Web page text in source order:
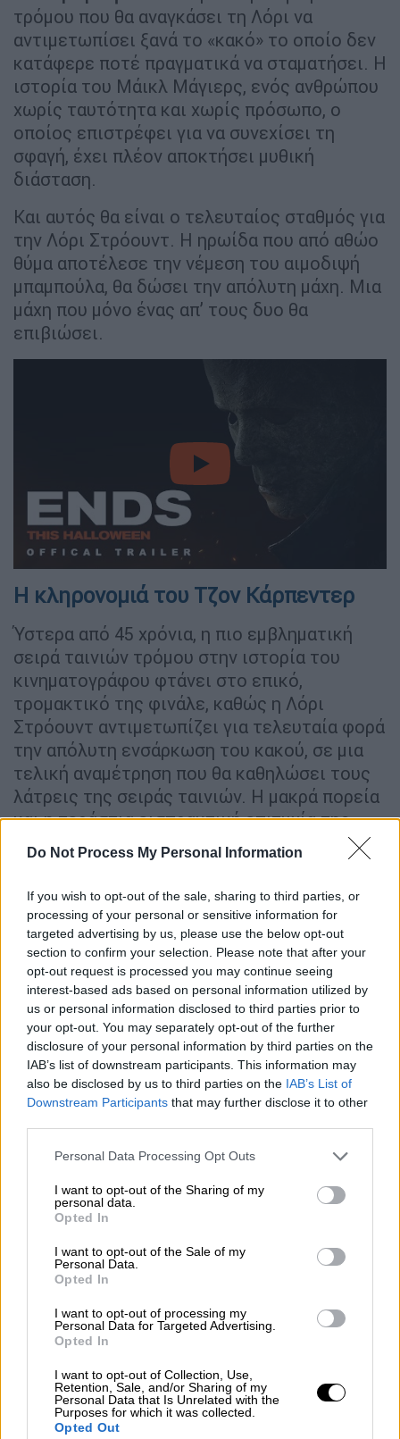
Do Not Process My Personal Information
If you wish to opt-out of the sale, sharing to third parties, or
processing of your personal or sensitive information for
targeted advertising by us, please use the below opt-out
section to confirm your selection. Please note that after your
opt-out request is processed you may continue seeing
interest-based ads based on personal information utilized by
us or personal information disclosed to third parties prior to
your opt-out. You may separately opt-out of the further
disclosure of your personal information by third parties on the
IAB’s list of downstream participants. This information may
also be disclosed by us to third parties on the IAB’s List of
Downstream Participants that may further disclose it to other
Please note that this website/app uses one or more Google
not limited to your visit or usage behaviour. You may click to
grant or deny consent to Google and its third-party tags to
use your data for below specified purposes in below Google
consent section.
Personal Data Processing Opt Outs
I want to opt-out of the Sharing of my
personal data.
Opted In
I want to opt-out of the Sale of my
Personal Data.
Opted In
I want to opt-out of processing my
Personal Data for Targeted Advertising.
Opted In
I want to opt-out of Collection, Use,
Retention, Sale, and/or Sharing of my
Personal Data that Is Unrelated with the
Purposes for which it was collected.
Opted Out
τρόμου που θα αναγκάσει τη Λόρι να
αντιμετωπίσει ξανά το «κακό» το οποίο δεν
κατάφερε ποτέ πραγματικά να σταματήσει. Η
ιστορία του Μάικλ Μάγιερς, ενός ανθρώπου
χωρίς ταυτότητα και χωρίς πρόσωπο, ο
οποίος επιστρέφει για να συνεχίσει τη
σφαγή, έχει πλέον αποκτήσει μυθική
διάσταση.
Και αυτός θα είναι ο τελευταίος σταθμός για
την Λόρι Στρόουντ. Η ηρωίδα που από αθώο
θύμα αποτέλεσε την νέμεση του αιμοδιψή
μπαμπούλα, θα δώσει την απόλυτη μάχη. Μια
μάχη που μόνο ένας απ’ τους δυο θα
επιβιώσει.
video
Η κληρονομιά του Τζον Κάρπεντερ
Ύστερα από 45 χρόνια, η πιο εμβληματική
σειρά ταινιών τρόμου στην ιστορία του
κινηματογράφου φτάνει στο επικό,
τρομακτικό της φινάλε, καθώς η Λόρι
Στρόουντ αντιμετωπίζει για τελευταία φορά
την απόλυτη ενσάρκωση του κακού, σε μια
τελική αναμέτρηση που θα καθηλώσει τους
λάτρεις της σειράς ταινιών. H μακρά πορεία
και η τεράστια εισπρακτική επιτυχία της
εμβληματικής ιστορίας, ολοκληρώνεται
θριαμβευτικά φέτος, καλύπτοντας την
ανάγκη του κοινού για επιστροφή σε
διαχρονικά πρότυπα τρόμου.
Χάρη στην πρώτη ταινία Halloween, οι
κινηματογραφικές αίθουσες θα γέμιζαν με
αμέτρητα slasher movies στις επόμενες
δεκαετίες, και η αλληγορική διάστασή τους
σε σχέση με τον «αναίτιο κακό», θα γεννούσε
μια ολόκληρη μυθολογία τρόμου.
Φέτος, ο σκηνοθέτης Ντέιβιντ Γκόρντον
Γκριν, θα ολοκληρώσει την τριλογία
αναβίωσης του μύθου, ύστερα από τα
Halloween Kills (2021) και θα δώσει συνέχεια
στον μακάβριο εφιάλτη με την Τζέιμι Λι
Κέρτις να επιστρέφει για τελευταία φορά
στον ρόλο που απογείωσε την καριέρα της.
Όταν οι ταινίες Halloween αναβίωσαν το
2018, κατέρριψαν τα ρεκόρ εισπράξεων,
καθώς η «Νύχτα Με Τις Μάσκες» έγινε το
πιο κερδοφόρο κεφάλαιο της σειράς και
σημείωσε ρεκόρ για το μεγαλύτερο άνοιγμα
ταινίας τρόμου με γυναίκα πρωταγωνίστρια.